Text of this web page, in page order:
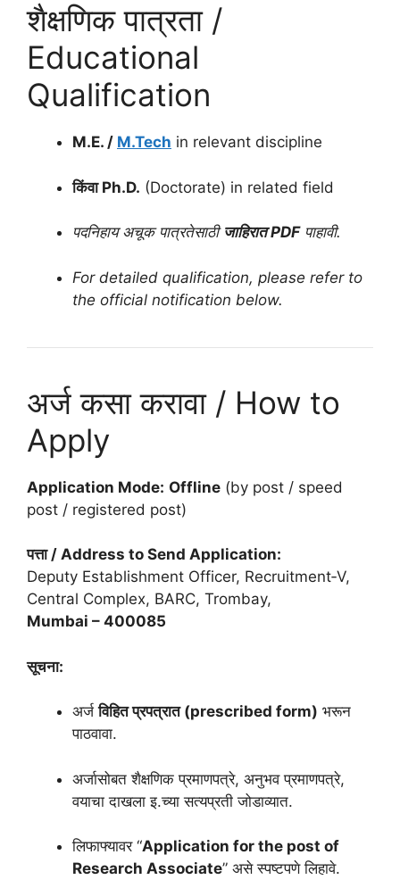
शैक्षणिक पात्रता /
Educational
Qualification
M.E. / M.Tech in relevant discipline
किंवा Ph.D. (Doctorate) in related field
पदनिहाय अचूक पात्रतेसाठी जाहिरात PDFपाहावी.
For detailed qualification, please refer to
the official notification below.
अर्ज कसा करावा / How to
Apply
Application Mode: Offline (by post / speed
post / registered post)
पत्ता / Address to Send Application:
Deputy Establishment Officer, Recruitment‑V,
Central Complex, BARC, Trombay,
Mumbai – 400085
सूचना:
अर्जविहित प्रपत्रात (prescribed form) भरून
पाठवावा.
अर्जासोबत शैक्षणिक प्रमाणपत्रे, अनुभव प्रमाणपत्रे,
वयाचा दाखला इ.च्या सत्यप्रती जोडाव्यात.
लिफाफ्यावर “Application for the post of
Research Associate” असे स्पष्टपणे लिहावे.